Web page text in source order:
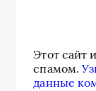
Этот сайт
спамом.
данные